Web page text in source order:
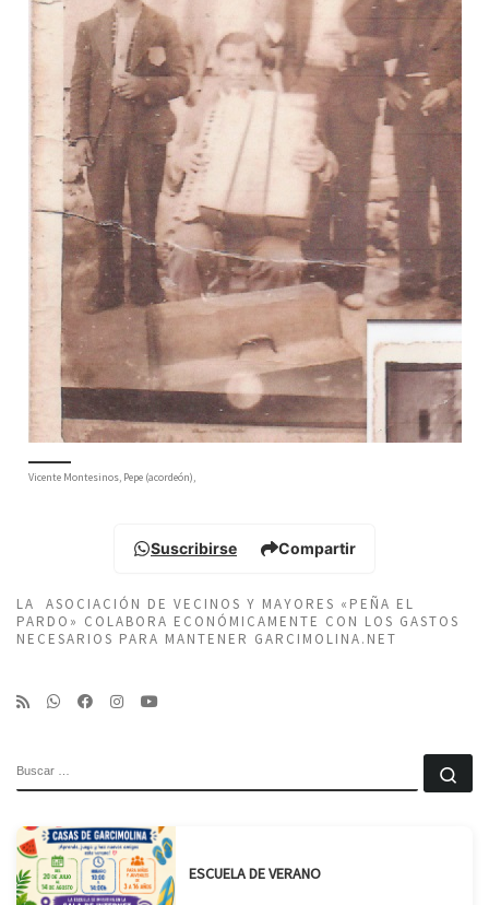
Vicente Montesinos, Pepe (acordeón),
Suscribirse Compartir
LA ASOCIACIÓN DE VECINOS Y MAYORES «PEÑA EL
PARDO» COLABORA ECONÓMICAMENTE CON LOS GASTOS
NECESARIOS PARA MANTENER GARCIMOLINA.NET
ESCUELA DE VERANO